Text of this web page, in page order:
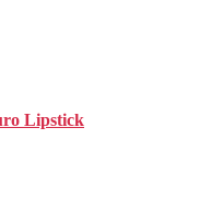
Lipstick